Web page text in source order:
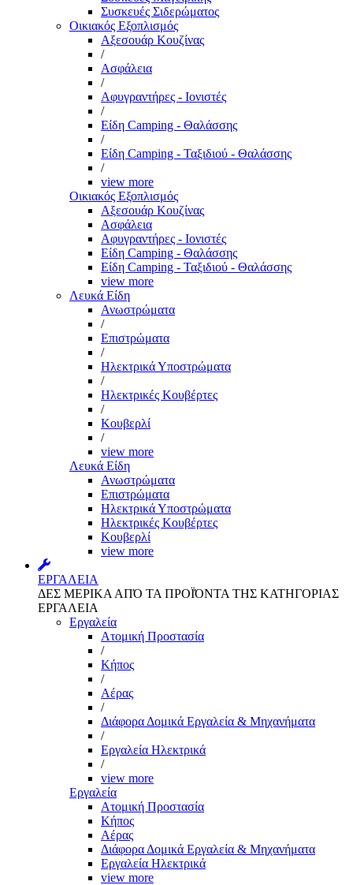
Συσκευές Σιδερώματος
Οικιακός Εξοπλισμός
Αξεσουάρ Κουζίνας
/
Ασφάλεια
/
Αφυγραντήρες - Ιονιστές
/
Είδη Camping - Θαλάσσης
/
Είδη Camping - Ταξιδιού - Θαλάσσης
/
view more
Οικιακός Εξοπλισμός
Αξεσουάρ Κουζίνας
Ασφάλεια
Αφυγραντήρες - Ιονιστές
Είδη Camping - Θαλάσσης
Είδη Camping - Ταξιδιού - Θαλάσσης
view more
Λευκά Είδη
Ανωστρώματα
/
Επιστρώματα
/
Ηλεκτρικά Υποστρώματα
/
Ηλεκτρικές Κουβέρτες
/
Κουβερλί
/
view more
Λευκά Είδη
Ανωστρώματα
Επιστρώματα
Ηλεκτρικά Υποστρώματα
Ηλεκτρικές Κουβέρτες
Κουβερλί
view more
ΕΡΓΑΛΕΙΑ
ΔΕΣ ΜΕΡΙΚΑ ΑΠΌ ΤΑ ΠΡΟΪΌΝΤΑ ΤΗΣ ΚΑΤΗΓΟΡΙΑΣ
ΕΡΓΑΛΕΙΑ
Εργαλεία
Aτομική Προστασία
/
Kήπος
/
Αέρας
/
Διάφορα Δομικά Εργαλεία & Μηχανήματα
/
Εργαλεία Ηλεκτρικά
/
view more
Εργαλεία
Aτομική Προστασία
Kήπος
Αέρας
Διάφορα Δομικά Εργαλεία & Μηχανήματα
Εργαλεία Ηλεκτρικά
view more